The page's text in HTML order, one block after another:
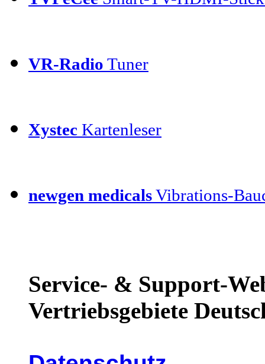
VR-Radio Tuner
Xystec Kartenleser
newgen medicalsVibrations-
Service- & Support-
Vertriebsgebiete